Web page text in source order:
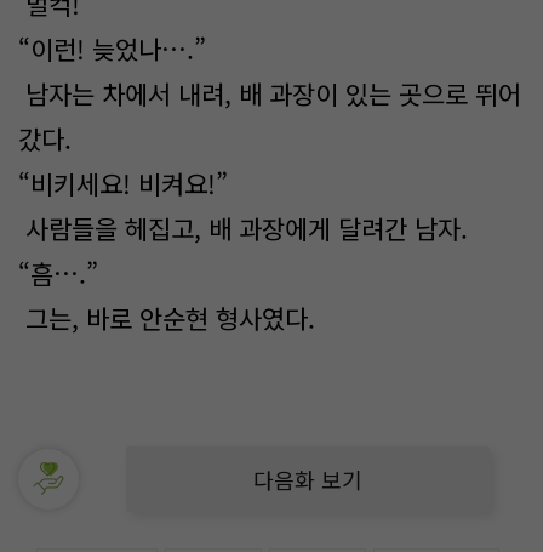
“이런! 늦었나….”
남자는 차에서 내려, 배 과장이 있는 곳으로 뛰어
갔다.
“비키세요! 비켜요!”
사람들을 헤집고, 배 과장에게 달려간 남자.
“흠….”
그는, 바로 안순현 형사였다.
다음화 보기